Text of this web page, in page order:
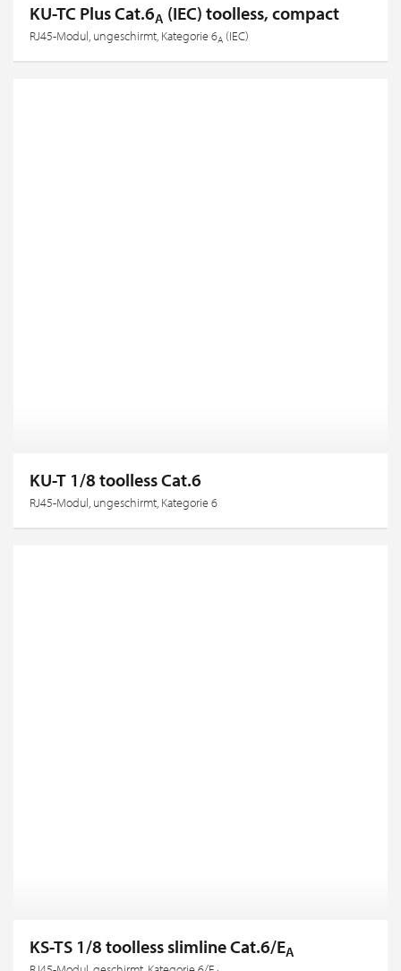
KU-TC Plus Cat.6A (IEC) toolless, compact
RJ45-Modul, ungeschirmt, Kategorie 6A (IEC)
KU-T 1/8 toolless Cat.6
RJ45-Modul, ungeschirmt, Kategorie 6
KS-TS 1/8 toolless slimline Cat.6/EA